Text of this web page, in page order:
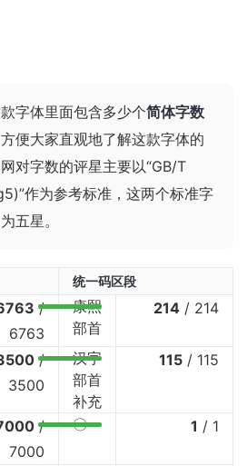
字体里面包含多少个简体字数
便大家直观地了解这款字体的
对字数的评星主要以“GB/T
作为参考标准，这两个标准字
五星。
统一码区段
/
6763
康熙
部首
214 / 214
/
3500
汉字
部首
补充
115 / 115
/
7000
〇 1 / 1